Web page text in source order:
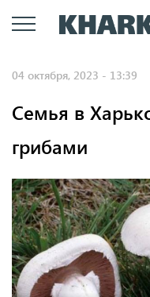
04 октября, 2023 - 13:39
Семья в
грибами